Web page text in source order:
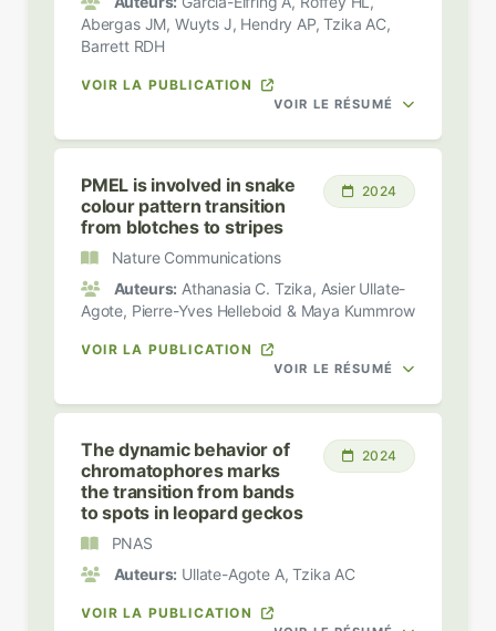
Abergas JM, Wuyts J, Hendry AP, Tzika AC,
Barrett RDH
VOIR LA PUBLICATION
VOIR LE RÉSUMÉ
PMEL is involved in snake
colour pattern transition
from blotches to stripes
2024
Nature Communications
Auteurs: Athanasia C. Tzika, Asier Ullate-
Agote, Pierre-Yves Helleboid & Maya Kummrow
VOIR LA PUBLICATION
VOIR LE RÉSUMÉ
The dynamic behavior of
chromatophores marks
the transition from bands
to spots in leopard geckos
2024
PNAS
Auteurs: Ullate-Agote A, Tzika AC
VOIR LA PUBLICATION